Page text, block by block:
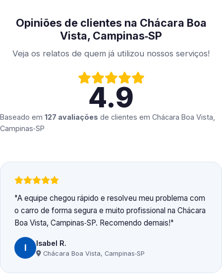
Opiniões de clientes na Chácara Boa
Vista, Campinas‑SP
Veja os relatos de quem já utilizou nossos serviços!
4.9
Baseado em 127 avaliações de clientes em Chácara Boa Vista,
Campinas‑SP
A equipe chegou rápido e resolveu meu problema com
o carro de forma segura e muito profissional na Chácara
Boa Vista, Campinas‑SP. Recomendo demais!
I Isabel R.
Chácara Boa Vista, Campinas‑SP